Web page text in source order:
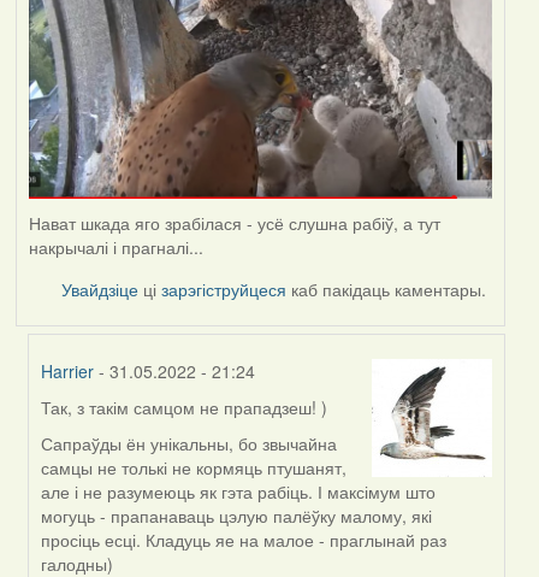
Нават шкада яго зрабілася - усё слушна рабіў, а тут
накрычалі і прагналі...
Увайдзіце цізарэгіструйцеся каб пакідаць каментары.
Harrier - 31.05.2022 - 21:24
In
reply
to
by
Lighty
Так, з такім самцом не прападзеш! )
Сапраўды ён унікальны, бо звычайна
самцы не толькі не кормяць птушанят,
але і не разумеюць як гэта рабіць. І максімум што
могуць - прапанаваць цэлую палёўку малому, які
просіць есці. Кладуць яе на малое - праглынай раз
галодны)